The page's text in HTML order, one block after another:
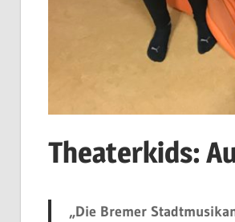
Theaterkids:
„Die Bremer